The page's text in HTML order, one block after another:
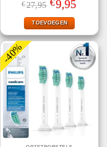
4.75uit 5
€27,95
prijs
was:
€27,95.
9,95prijs
TOEVOEGEN
-40%